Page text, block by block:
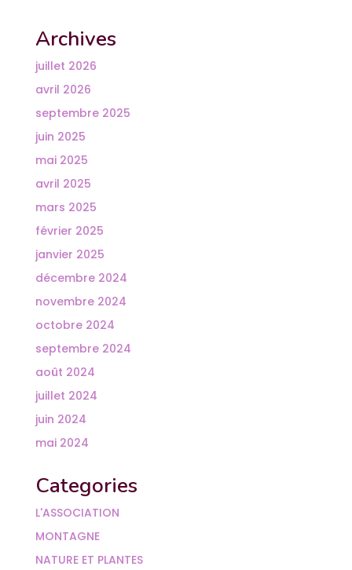
Archives
juillet 2026
avril 2026
septembre 2025
juin 2025
mai 2025
avril 2025
mars 2025
février 2025
janvier 2025
décembre 2024
novembre 2024
octobre 2024
septembre 2024
août 2024
juillet 2024
juin 2024
mai 2024
Categories
L'ASSOCIATION
MONTAGNE
NATURE ET PLANTES